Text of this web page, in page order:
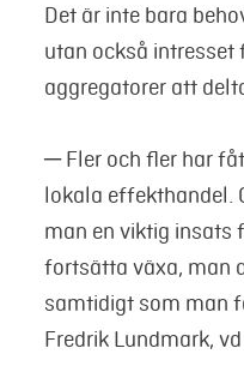
Det är inte bara
utan också intresset
aggregatorer att
─ Fler och fler har
lokala effekthandel.
man en viktig insats
fortsätta växa, man
samtidigt som man
Fredrik Lundmark,